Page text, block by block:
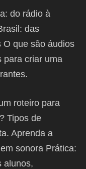
do rádio à
das
O que são áudios
para criar uma
roteiro para
Tipos de
Aprenda a
sonora Prática:
alunos,